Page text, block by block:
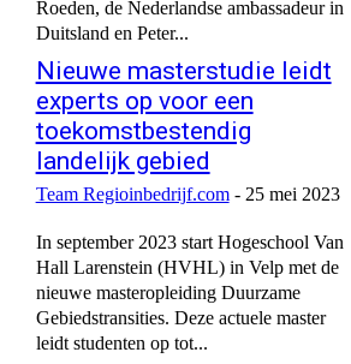
Roeden, de Nederlandse ambassadeur in
Duitsland en Peter...
Nieuwe masterstudie leidt
experts op voor een
toekomstbestendig
landelijk gebied
Team Regioinbedrijf.com - 25 mei 2023
In september 2023 start Hogeschool Van
Hall Larenstein (HVHL) in Velp met de
nieuwe masteropleiding Duurzame
Gebiedstransities. Deze actuele master
leidt studenten op tot...